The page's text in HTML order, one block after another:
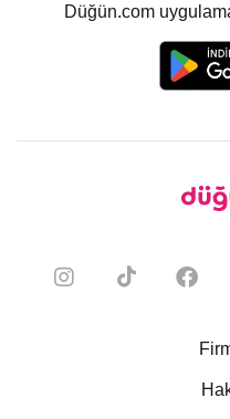
Düğün.com